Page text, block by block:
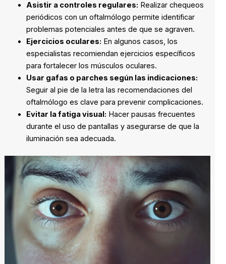
Asistir a controles regulares: Realizar chequeos
periódicos con un oftalmólogo permite identificar
problemas potenciales antes de que se agraven.
Ejercicios oculares: En algunos casos, los
especialistas recomiendan ejercicios específicos
para fortalecer los músculos oculares.
Usar gafas o parches según las indicaciones:
Seguir al pie de la letra las recomendaciones del
oftalmólogo es clave para prevenir complicaciones.
Evitar la fatiga visual: Hacer pausas frecuentes
durante el uso de pantallas y asegurarse de que la
iluminación sea adecuada.